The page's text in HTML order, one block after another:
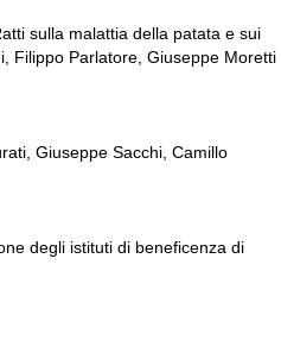
sulla malattia della patata e sui
Filippo Parlatore, Giuseppe Moretti
Giuseppe Sacchi, Camillo
degli istituti di beneficenza di